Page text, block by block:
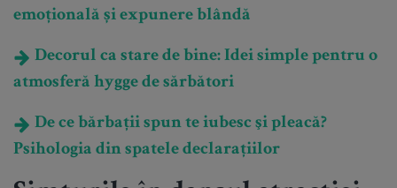
emoțională și expunere blândă
Decorul ca stare de bine: Idei simple pentru o
atmosferă hygge de sărbători
De ce bărbații spun te iubesc şi pleacă?
Psihologia din spatele declarațiilor